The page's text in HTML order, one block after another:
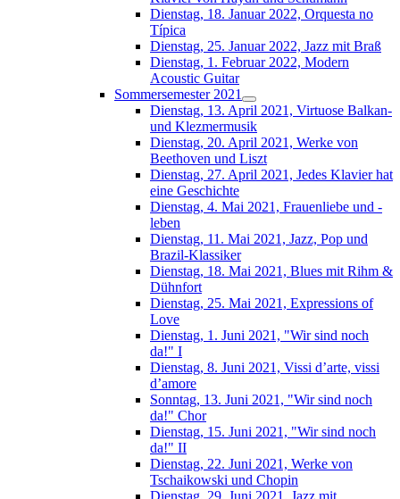
Dienstag, 18. Januar 2022, Orquesta no
Típica
Dienstag, 25. Januar 2022, Jazz mit Braß
Dienstag, 1. Februar 2022, Modern
Acoustic Guitar
Sommersemester 2021
Dienstag, 13. April 2021, Virtuose Balkan-
und Klezmermusik
Dienstag, 20. April 2021, Werke von
Beethoven und Liszt
Dienstag, 27. April 2021, Jedes Klavier hat
eine Geschichte
Dienstag, 4. Mai 2021, Frauenliebe und -
leben
Dienstag, 11. Mai 2021, Jazz, Pop und
Brazil-Klassiker
Dienstag, 18. Mai 2021, Blues mit Rihm &
Dühnfort
Dienstag, 25. Mai 2021, Expressions of
Love
Dienstag, 1. Juni 2021, "Wir sind noch
da!" I
Dienstag, 8. Juni 2021, Vissi d’arte, vissi
d’amore
Sonntag, 13. Juni 2021, "Wir sind noch
da!" Chor
Dienstag, 15. Juni 2021, "Wir sind noch
da!" II
Dienstag, 22. Juni 2021, Werke von
Tschaikowski und Chopin
Dienstag, 29. Juni 2021, Jazz mit